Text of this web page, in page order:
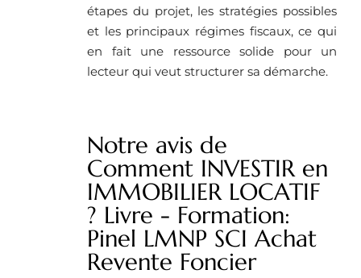
étapes du projet, les stratégies possibles
et les principaux régimes fiscaux, ce qui
en fait une ressource solide pour un
lecteur qui veut structurer sa démarche.
Notre avis de
Comment INVESTIR en
IMMOBILIER LOCATIF
? Livre - Formation:
Pinel LMNP SCI Achat
Revente Foncier